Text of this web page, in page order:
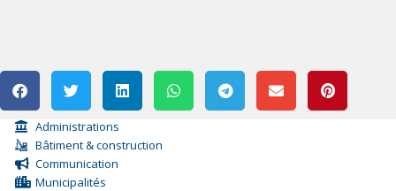
Administrations
Bâtiment & construction
Communication
Municipalités